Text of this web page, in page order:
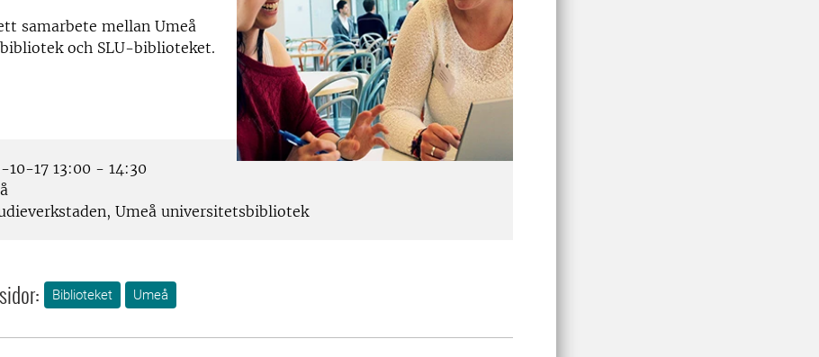
samarbete mellan Umeå
och SLU-biblioteket.
10-17 13:00 - 14:30
Umeå universitetsbibliotek
Biblioteket Umeå